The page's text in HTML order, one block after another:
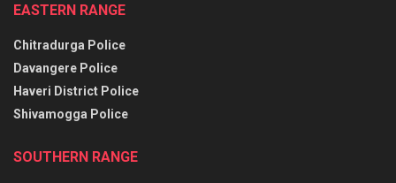
EASTERN RANGE
Chitradurga Police
Davangere Police
Haveri District Police
Shivamogga Police
SOUTHERN RANGE